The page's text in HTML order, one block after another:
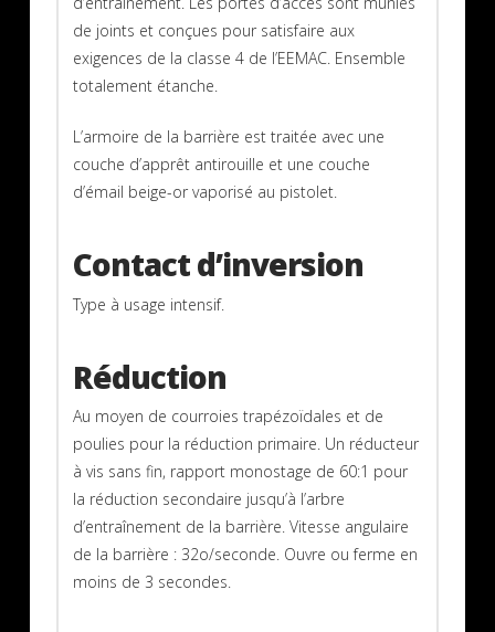
de joints et conçues pour satisfaire aux
exigences de la classe 4 de l’EEMAC. Ensemble
totalement étanche.
L’armoire de la barrière est traitée avec une
couche d’apprêt antirouille et une couche
d’émail beige-or vaporisé au pistolet.
Contact d’inversion
Type à usage intensif.
Réduction
Au moyen de courroies trapézoïdales et de
poulies pour la réduction primaire. Un réducteur
à vis sans fin, rapport monostage de 60:1 pour
la réduction secondaire jusqu’à l’arbre
d’entraînement de la barrière. Vitesse angulaire
de la barrière : 32o/seconde. Ouvre ou ferme en
moins de 3 secondes.